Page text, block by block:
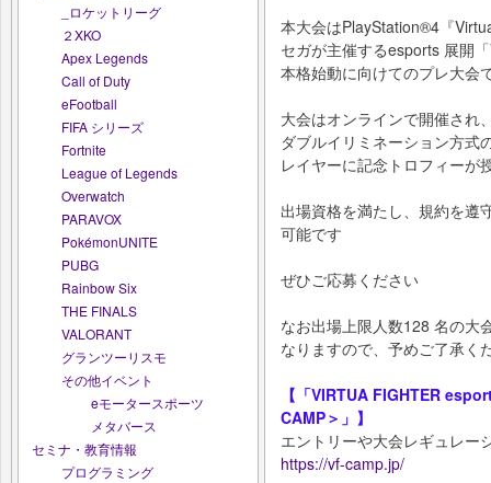
_ロケットリーグ
２XKO
Apex Legends
Call of Duty
eFootball
FIFA シリーズ
Fortnite
League of Legends
Overwatch
PARAVOX
PokémonUNITE
PUBG
Rainbow Six
THE FINALS
VALORANT
グランツーリスモ
その他イベント
eモータースポーツ
メタバース
セミナ・教育情報
プログラミング
本大会はPlayStation®4『
セガが主催するesports 展開
本格始動に向けてのプレ大会
大会はオンラインで開催され
ダブルイリミネーション方式
レイヤーに記念トロフィーが
出場資格を満たし、規約を遵
可能です
ぜひご応募ください
なお出場上限人数128 名の大
なりますので、予めご了承く
【「VIRTUA FIGHTER
CAMP＞」】
エントリーや大会レギュレー
https://vf-camp.jp/